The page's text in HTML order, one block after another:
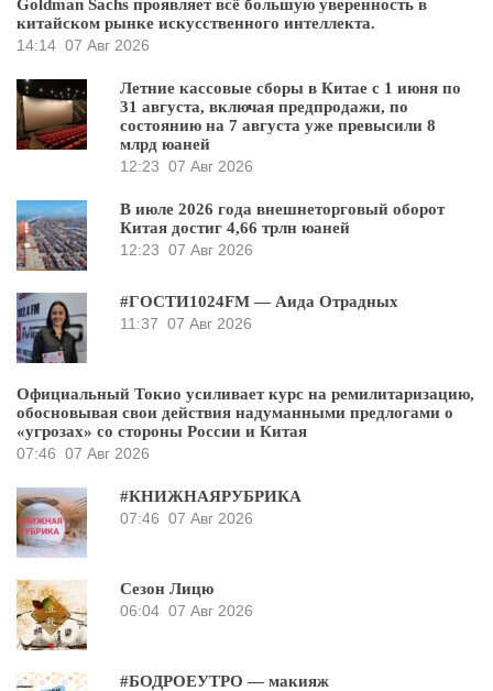
Goldman Sachs проявляет всё большую уверенность в
китайском рынке искусственного интеллекта.
14:14 07 Авг 2026
Летние кассовые сборы в Китае с 1 июня по
31 августа, включая предпродажи, по
состоянию на 7 августа уже превысили 8
млрд юаней
12:23 07 Авг 2026
В июле 2026 года внешнеторговый оборот
Китая достиг 4,66 трлн юаней
12:23 07 Авг 2026
#ГОСТИ1024FM — Аида Отрадных
11:37 07 Авг 2026
Официальный Токио усиливает курс на ремилитаризацию,
обосновывая свои действия надуманными предлогами о
«угрозах» со стороны России и Китая
07:46 07 Авг 2026
#КНИЖНАЯРУБРИКА
07:46 07 Авг 2026
Сезон Лицю
06:04 07 Авг 2026
#БОДРОЕУТРО — макияж